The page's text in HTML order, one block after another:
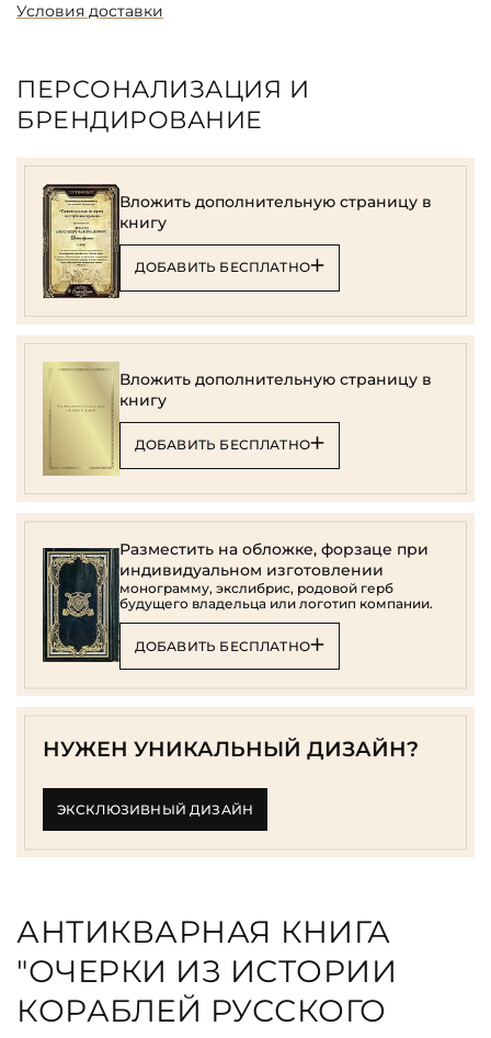
Условия доставки
ПЕРСОНАЛИЗАЦИЯ И
БРЕНДИРОВАНИЕ
Вложить дополнительную страницу в
книгу
ДОБАВИТЬ БЕСПЛАТНО
Вложить дополнительную страницу в
книгу
ДОБАВИТЬ БЕСПЛАТНО
Разместить на обложке, форзаце при
индивидуальном изготовлении
монограмму, экслибрис, родовой герб
будущего владельца или логотип компании.
ДОБАВИТЬ БЕСПЛАТНО
НУЖЕН УНИКАЛЬНЫЙ ДИЗАЙН?
ЭКСКЛЮЗИВНЫЙ ДИЗАЙН
АНТИКВАРНАЯ КНИГА
"ОЧЕРКИ ИЗ ИСТОРИИ
КОРАБЛЕЙ РУССКОГО